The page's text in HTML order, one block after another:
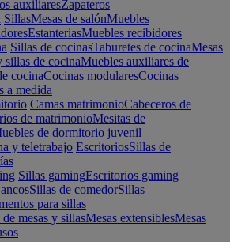
auxiliaresZapateros
SillasMesas de salónMuebles
EstanteriasMuebles recibidores
Sillas de cocinasTaburetes de cocinaMesas
sillas de cocinaMuebles auxiliares de
cocinaCocinas modularesCocinas
a medida
Camas matrimonioCabeceros de
de matrimonioMesitas de
de dormitorio juvenil
y teletrabajo EscritoriosSillas de
Sillas gamingEscritorios gaming
Sillas de comedorSillas
para sillas
mesas y sillasMesas extensiblesMesas